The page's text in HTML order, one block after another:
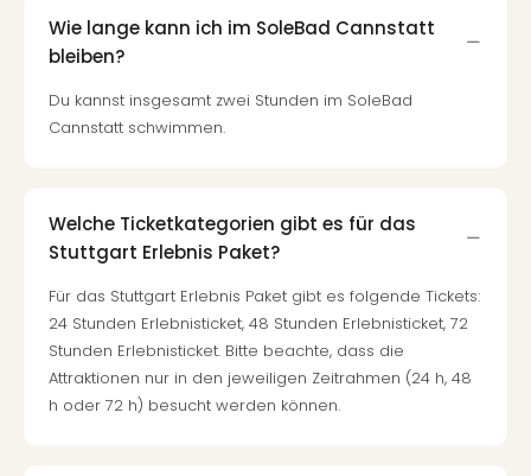
Wie lange kann ich im SoleBad Cannstatt
bleiben?
Du kannst insgesamt zwei Stunden im SoleBad
Cannstatt schwimmen.
Welche Ticketkategorien gibt es für das
Stuttgart Erlebnis Paket?
Für das Stuttgart Erlebnis Paket gibt es folgende Tickets:
24 Stunden Erlebnisticket, 48 Stunden Erlebnisticket, 72
Stunden Erlebnisticket. Bitte beachte, dass die
Attraktionen nur in den jeweiligen Zeitrahmen (24 h, 48
h oder 72 h) besucht werden können.